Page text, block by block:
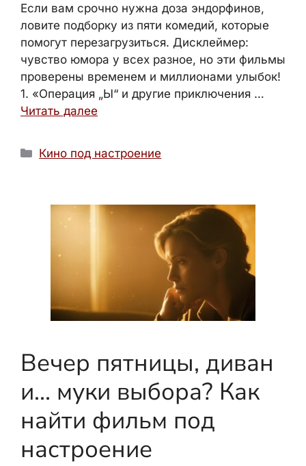
Если вам срочно нужна доза эндорфинов,
ловите подборку из пяти комедий, которые
помогут перезагрузиться. Дисклеймер:
чувство юмора у всех разное, но эти фильмы
проверены временем и миллионами улыбок!
1. «Операция „Ы“ и другие приключения …
Читать далее
Рубрики
Кино под настроение
Вечер пятницы, диван
и… муки выбора? Как
найти фильм под
настроение